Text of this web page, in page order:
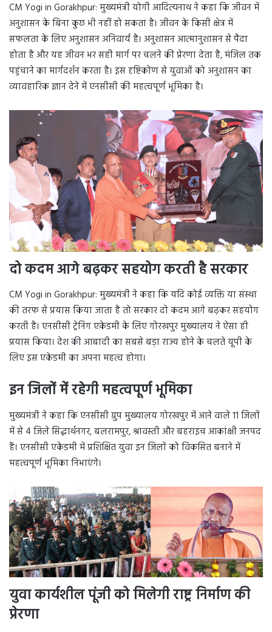
CM Yogi in Gorakhpur: मुख्यमंत्री योगी आदित्यनाथ ने कहा कि जीवन में
अनुशासन के बिना कुछ भी नहीं हो सकता है। जीवन के किसी क्षेत्र में
सफलता के लिए अनुशासन अनिवार्य है। अनुशासन आत्मानुशासन से पैदा
होता है और यह जीवन भर सही मार्ग पर चलने की प्रेरणा देता है, मंजिल तक
पहुंचाने का मार्गदर्शन करता है। इस दृष्टिकोण से युवाओं को अनुशासन का
व्यावहारिक ज्ञान देने में एनसीसी की महत्वपूर्ण भूमिका है।
दो कदम आगे बढ़कर सहयोग करती है सरकार
CM Yogi in Gorakhpur: मुख्यमंत्री ने कहा कि यदि कोई व्यक्ति या संस्था
की तरफ से प्रयास किया जाता है तो सरकार दो कदम आगे बढ़कर सहयोग
करती है। एनसीसी ट्रेनिंग एकेडमी के लिए गोरखपुर मुख्यालय ने ऐसा ही
प्रयास किया। देश की आबादी का सबसे बड़ा राज्य होने के चलते यूपी के
लिए इस एकेडमी का अपना महत्व होगा।
इन जिलों में रहेगी महत्वपूर्ण भूमिका
मुख्यमंत्री ने कहा कि एनसीसी ग्रुप मुख्यालय गोरखपुर में आने वाले 11 जिलों
में से 4 जिले सिद्धार्थनगर, बलरामपुर, श्रावस्ती और बहराइच आकांक्षी जनपद
हैं। एनसीसी एकेडमी में प्रशिक्षित युवा इन जिलों को विकसित बनाने में
महत्वपूर्ण भूमिका निभाएंगे।
युवा कार्यशील पूंजी को मिलेगी राष्ट्र निर्माण की
प्रेरणा